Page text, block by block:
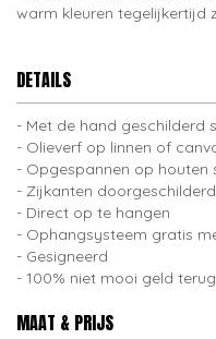
warm kleuren tegelijkertijd
DETAILS
Met de hand geschilderd
Olieverf op linnen of
Opgespannen op houten
Zijkanten doorgeschilderd
Direct op te hangen
Ophangsysteem gratis
Gesigneerd
100% niet mooi geld terug
MAAT & PRIJS